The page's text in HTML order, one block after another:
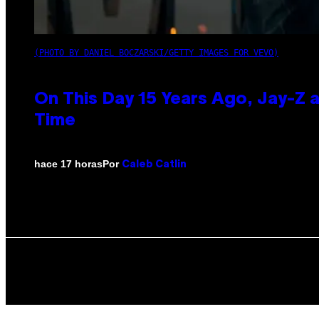
(PHOTO BY DANIEL BOCZARSKI/GETTY IMAGES FOR VEVO)
On This Day 15 Years Ago, Jay-
Time
hace 17 horasPor Caleb Catlin